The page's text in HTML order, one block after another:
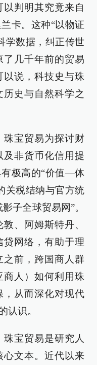
判明其究竟来自
卡。这种“以物证
学数据，纠正传世
了几千年前的贸易
以说，科技史与珠
史与自然科学之
珠宝贸易为探讨财
及非货币化信用提
极高的“价值—体
关税结纳与官方统
子全球贸易网”。
、阿姆斯特丹、
贷网络，有助于理
之前，跨国商人群
商人）如何利用珠
，从而深化对现代
认识。
宝贸易是研究人
心文本。近代以来